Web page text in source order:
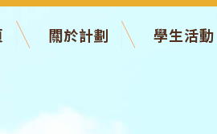
關於計劃 學生活動